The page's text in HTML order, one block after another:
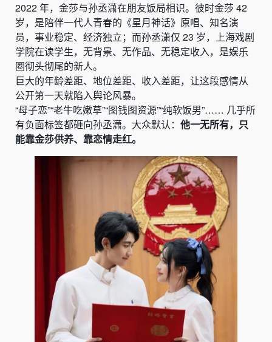
2022 年，金莎与孙丞潇在朋友饭局相识。彼时金莎 42
岁，是陪伴一代人青春的《星月神话》原唱、知名演
员，事业稳定、经济独立；而孙丞潇仅 23 岁，上海戏剧
学院在读学生，无背景、无作品、无稳定收入，是娱乐
圈彻头彻尾的新人。
巨大的年龄差距、地位差距、收入差距，让这段感情从
公开第一天就陷入舆论风暴。
“母子恋”“老牛吃嫩草”“图钱图资源”“纯软饭男”…… 几乎所
有负面标签都砸向孙丞潇。大众默认： 他一无所有，只
能靠金莎供养、靠恋情走红。